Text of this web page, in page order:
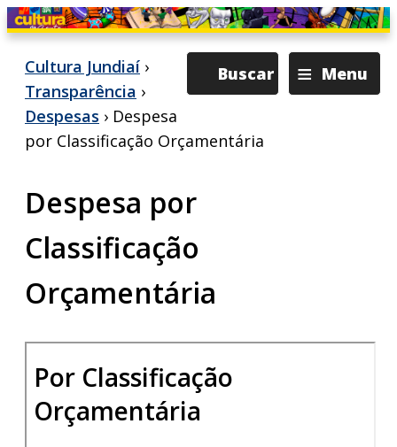
≡ Menu
Buscar
Cultura Jundiaí ›
Transparência ›
Despesas › Despesa
por Classificação Orçamentária
Despesa por
Classificação
Orçamentária